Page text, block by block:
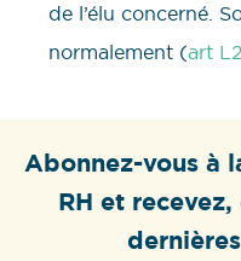
de l’élu concerné.
normalement (art
Abonnez-vous à
RH et